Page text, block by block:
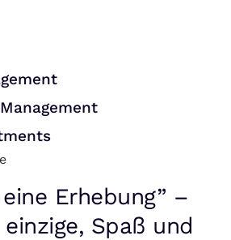
Erhebung” –
Spaß und